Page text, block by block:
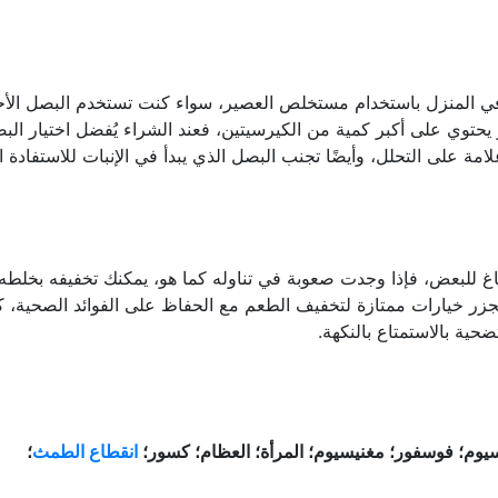
المنزل باستخدام مستخلص العصير، سواء كنت تستخدم البصل
على أكبر كمية من الكيرسيتين، فعند الشراء يُفضل اختيار
على التحلل، وأيضًا تجنب البصل الذي يبدأ في الإنبات للاستفادة
فإذا وجدت صعوبة في تناوله كما هو، يمكنك تخفيفه
خيارات ممتازة لتخفيف الطعم مع الحفاظ على الفوائد الصحية،
بالاستمتاع بالنكهة.
فوسفور؛ مغنيسيوم؛ المرأة؛ العظام؛ كسور؛ انقطاع الطمث؛